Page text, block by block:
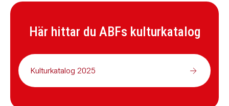
Här hittar du ABFs kulturkatalog
Kulturkatalog 2025